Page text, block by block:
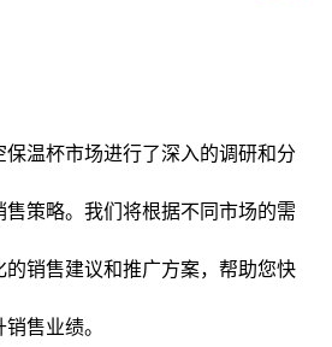
温杯市场进行了深入的调研和分
策略。我们将根据不同市场的需
的销售建议和推广方案，帮助您快
售业绩。